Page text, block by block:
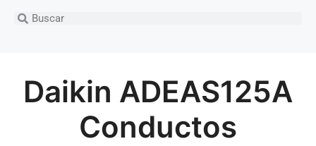
Daikin ADEAS125A
Conductos